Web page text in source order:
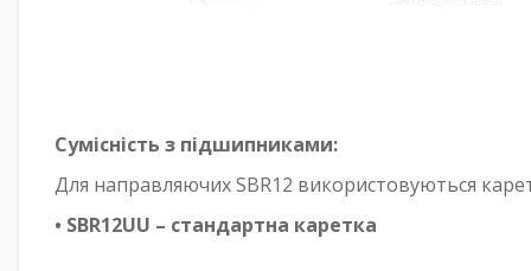
Сумісність з підшипниками:
Для направляючих SBR12 використовуються
• SBR12UU – стандартна каретка